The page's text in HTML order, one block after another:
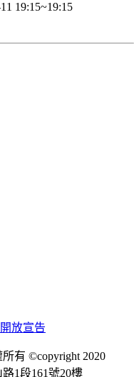
19:15~19:15
放宣告
有 ©copyright 2020
1段161號20樓